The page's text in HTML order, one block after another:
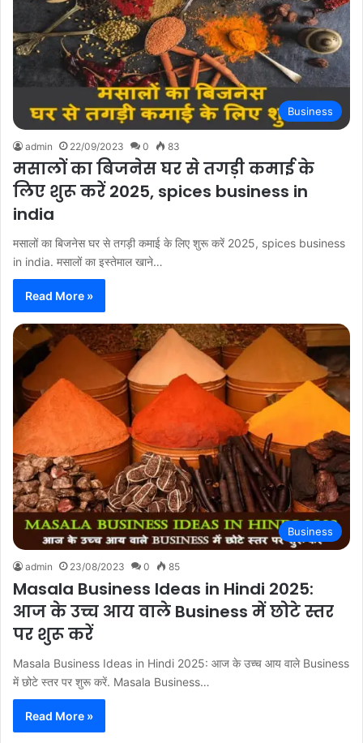
Business
admin 22/09/2023 0 83
मसालों का बिजनेस घर से तगड़ी कमाई के
लिए शुरू करें 2025, spices business in
india
मसालों का बिजनेस घर से तगड़ी कमाई के लिए शुरू करें 2025, spices business
in india. मसालों का इस्तेमाल खाने…
Read More »
Business
admin 23/08/2023 0 85
Masala Business Ideas in Hindi 2025:
आज के उच्च आय वाले Business में छोटे स्तर
पर शुरू करें
Masala Business Ideas in Hindi 2025: आज के उच्च आय वाले Business
में छोटे स्तर पर शुरू करें. Masala Business…
Read More »